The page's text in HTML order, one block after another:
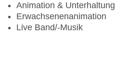
Animation & Unterhaltung
Erwachsenenanimation
Live Band/-Musik